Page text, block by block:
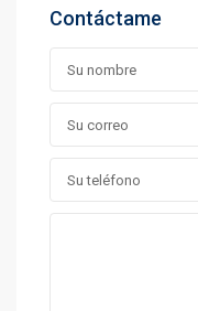
Contáctame